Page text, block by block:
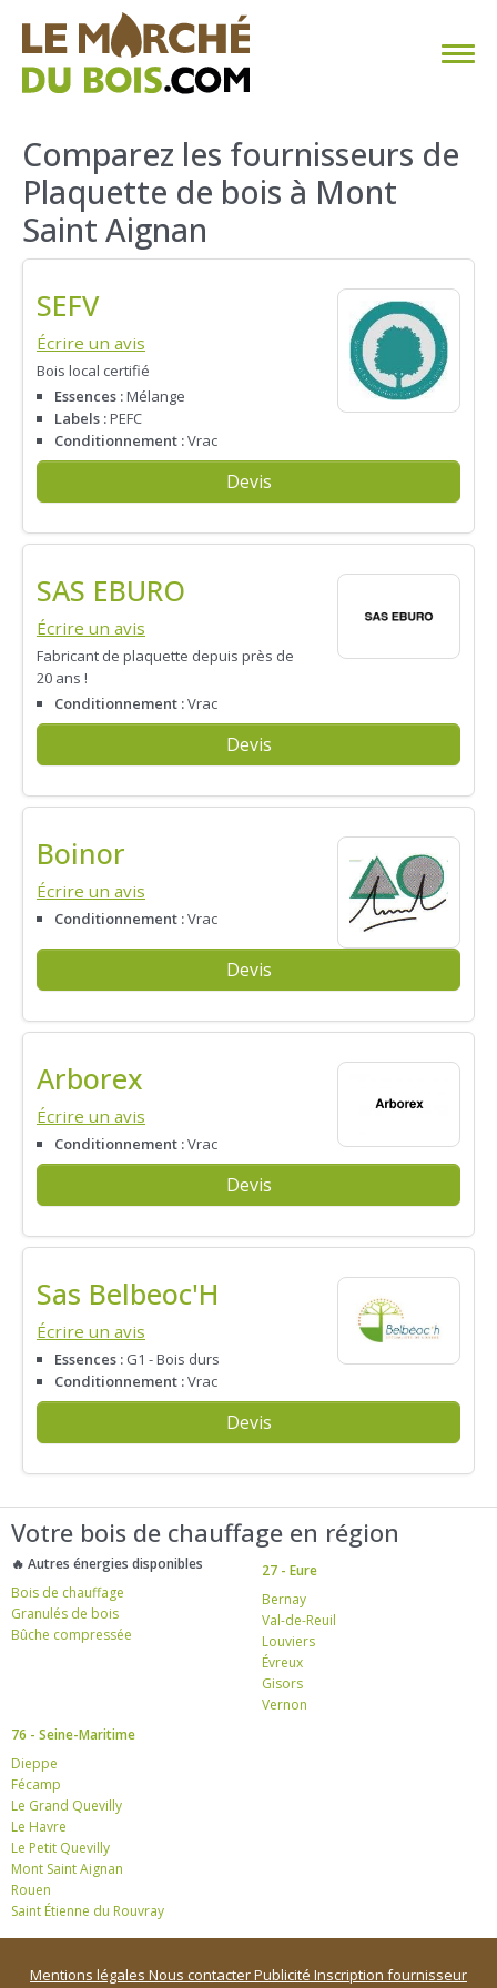
CHAUFFAGE AU BOIS
FAQ
CALCULER SA CONSOMMATION
TROUVER SON FOURNISSEUR
BLOG
ESPACE PRO
Comparez les fournisseurs de
Plaquette de bois à Mont
Saint Aignan
SEFV
Écrire un avis
Bois local certifié
Essences :Mélange
Labels :PEFC
Conditionnement :Vrac
Devis
SAS EBURO
Écrire un avis
Fabricant de plaquette depuis près de
20 ans !
Conditionnement :Vrac
Devis
Boinor
Écrire un avis
Conditionnement :Vrac
Devis
Arborex
Écrire un avis
Conditionnement :Vrac
Devis
Sas Belbeoc'H
Écrire un avis
Essences : G1 - Bois durs
Conditionnement :Vrac
Devis
Votre bois de chauffage en région
🔥 Autres énergies disponibles
Bois de chauffage
Granulés de bois
Bûche compressée
27 - Eure
Bernay
Val-de-Reuil
Louviers
Évreux
Gisors
Vernon
76 - Seine-Maritime
Dieppe
Fécamp
Le Grand Quevilly
Le Havre
Le Petit Quevilly
Mont Saint Aignan
Rouen
Saint Étienne du Rouvray
Mentions légales Nous contacterPublicité Inscription fournisseur